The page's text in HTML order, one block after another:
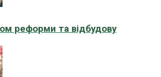
реформи та відбудову